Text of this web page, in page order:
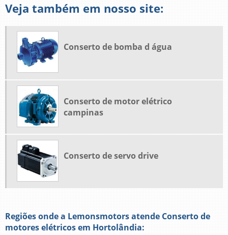
Veja também em nosso site:
Conserto de bomba d água
Conserto de motor elétrico
campinas
Conserto de servo drive
Regiões onde a Lemonsmotors atende Conserto de
motores elétricos em Hortolândia: